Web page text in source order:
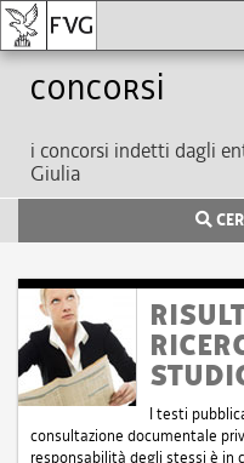
Concorsi
i concorsi indetti dagli
Giulia
I testi
consultazione documentale
responsabilità degli stessi è in